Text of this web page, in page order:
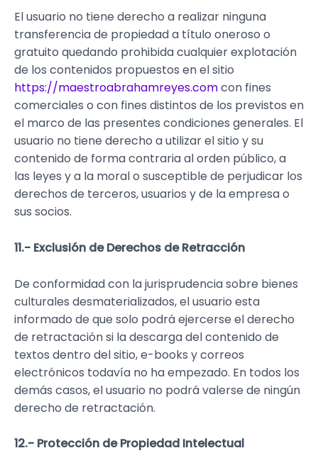
El usuario no tiene derecho a realizar ninguna
transferencia de propiedad a título oneroso o
gratuito quedando prohibida cualquier explotación
de los contenidos propuestos en el sitio
https://maestroabrahamreyes.comcon fines
comerciales o con fines distintos de los previstos en
el marco de las presentes condiciones generales. El
usuario no tiene derecho a utilizar el sitio y su
contenido de forma contraria al orden público, a
las leyes y a la moral o susceptible de perjudicar los
derechos de terceros, usuarios y de la empresa o
sus socios.
11.- Exclusión de Derechos de Retracción
De conformidad con la jurisprudencia sobre bienes
culturales desmaterializados, el usuario esta
informado de que solo podrá ejercerse el derecho
de retractación si la descarga del contenido de
textos dentro del sitio, e-books y correos
electrónicos todavía no ha empezado. En todos los
demás casos, el usuario no podrá valerse de ningún
derecho de retractación.
12.- Protección de Propiedad Intelectual